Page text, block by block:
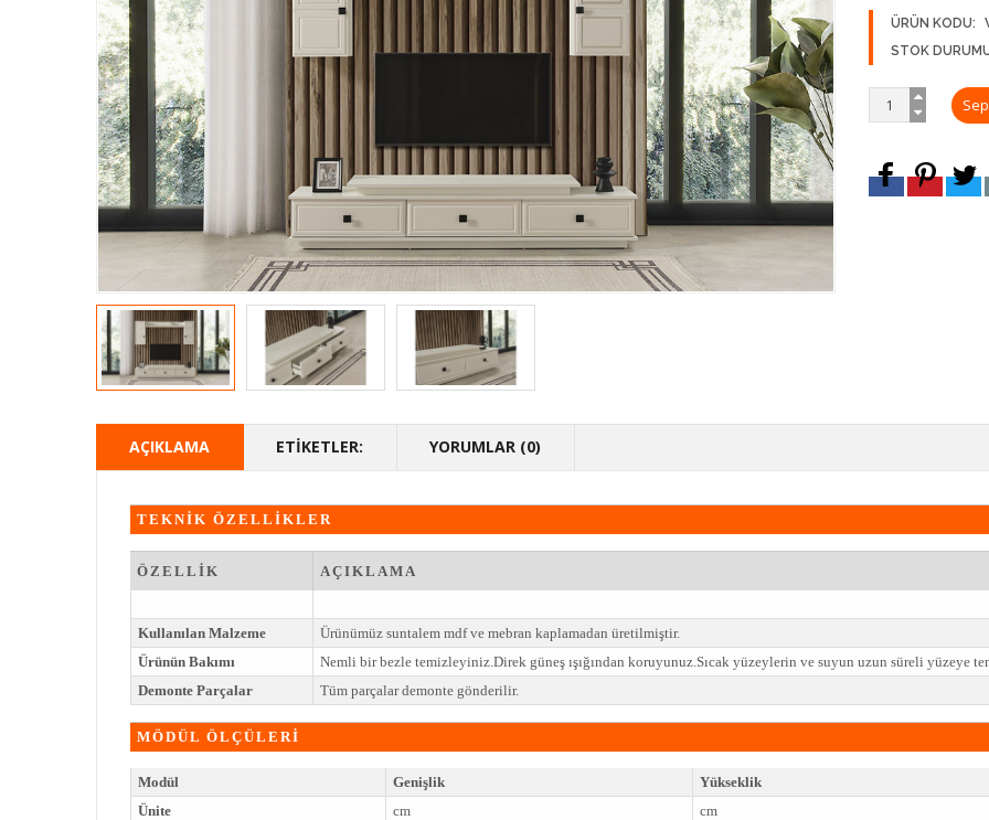
ÜRÜN KODU:
STOK
AÇIKLAMA ETIKETLER: YORUMLAR (0)
TEKNİK ÖZELLİKLER
ÖZELLİK AÇIKLAMA
Kullanılan Malzeme
Ürünümüz suntalem mdf ve mebran kaplamadan üretilmiştir.
Ürünün Bakımı
Nemli bir bezle temizleyiniz.Direk güneş ışığından koruyunuz.Sıcak yüzeylerin ve suyun uzun süreli yüzeye
Demonte Parçalar
Tüm parçalar demonte gönderilir.
MÖDÜL ÖLÇÜLERİ
Modül Genişlik Yükseklik
Ünite
cm cm